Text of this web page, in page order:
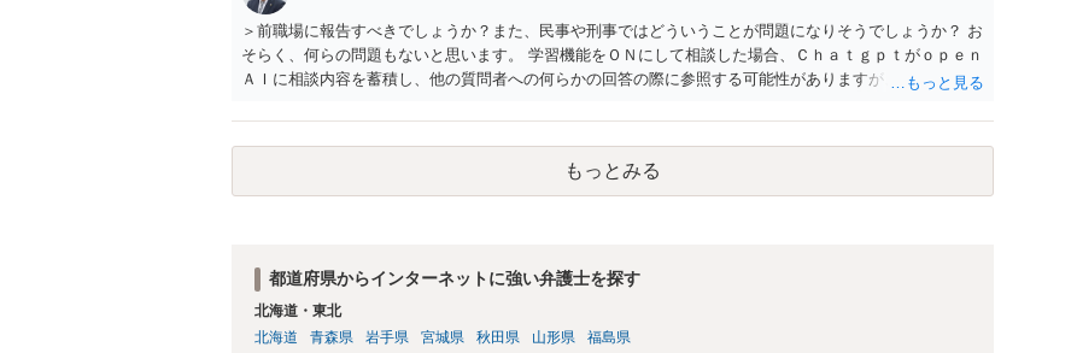
＞前職場に報告すべきでしょうか？また、民事や刑事ではどういうことが問題になりそうでしょうか？ お
そらく、何らの問題もないと思います。 学習機能をＯＮにして相談した場合、Ｃｈａｔｇｐｔがｏｐｅｎ
ＡＩに相談内容を蓄積し、他の質問者への何らかの回答の際に参照する可能性がありますが、個人名や会
ので、その情報自体が、秘密情報に当たるとは思えませんし、名誉棄損として、個人や会社に対する誹謗
中傷の不特定多数への公開に当たるとも思われません。 もちろん、誰がその内容をｃｈａｔｇｐｔに入力
したかも第三者にしられることはないので、個人や会社の特定をせずに書き込んだことで（おそらく特定
して書き込んだとしても）、相談者さんが刑事民事の責任に問われることはないでしょう。 私見ながらご
もっとみる
都道府県からインターネットに強い弁護士を探す
北海道・東北
北海道
青森県 岩手県 宮城県 秋田県 山形県 福島県